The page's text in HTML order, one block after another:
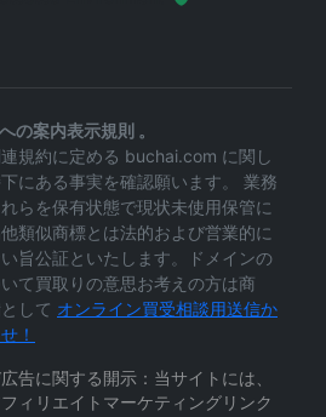
の案内表示規則 。
規約に定める buchai.com に関し
にある事実を確認願います。 業務
らを保有状態で現状未使用保管に
類似商標とは法的および営業的に
旨公証といたします。ドメインの
て買取りの意思お考えの方は商
して オンライン買受相談用送信か
！
告に関する開示：当サイトには、
ィリエイトマーケティングリンク